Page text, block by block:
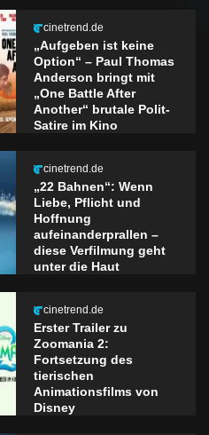
cinetrend.de
„Aufgeben ist keine
Option“ – Paul Thomas
Anderson bringt mit
„One Battle After
Another“ brutale Polit-
Satire im Kino
cinetrend.de
„22 Bahnen“: Wenn
Liebe, Pflicht und
Hoffnung
aufeinanderprallen –
diese Verfilmung geht
unter die Haut
cinetrend.de
Erster Trailer zu
Zoomania 2:
Fortsetzung des
tierischen
Animationsfilms von
Disney